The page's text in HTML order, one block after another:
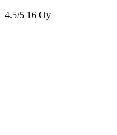
4.5/5 16 Oy